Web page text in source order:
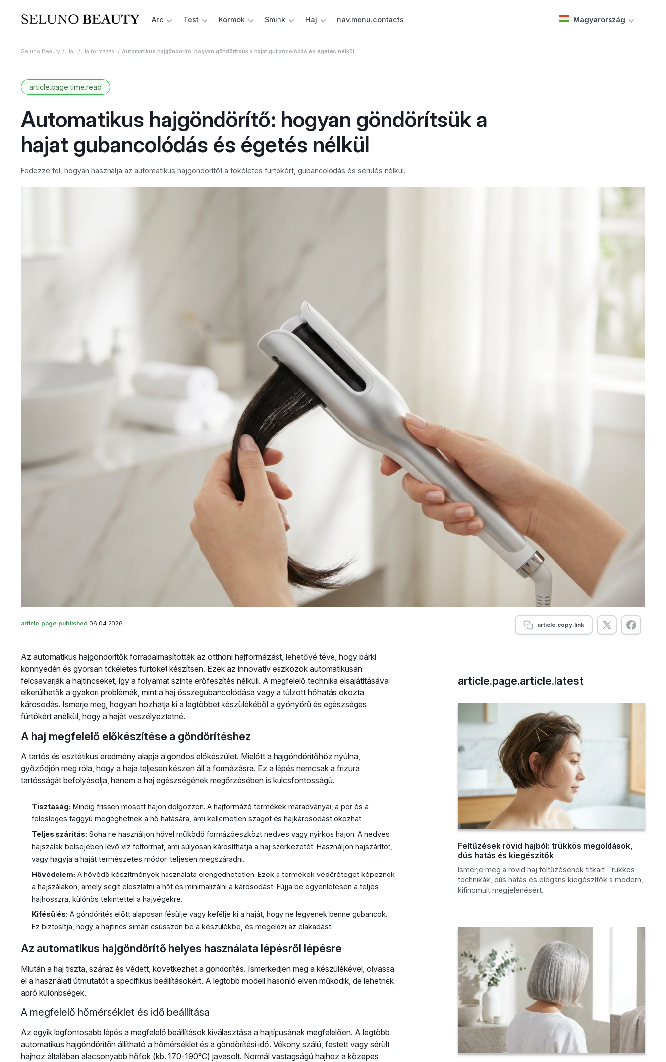
Arc Test Körmök Smink Haj nav.menu.contacts Magyarország
Seluno Beauty Haj Hajformázás Automatikus hajgöndörítő: hogyan göndörítsük a hajat gubancolódás és égetés nélkül
article.page.time.read
Automatikus hajgöndörítő: hogyan göndörítsük a
hajat gubancolódás és égetés nélkül
Fedezze fel, hogyan használja az automatikus hajgöndörítőt a tökéletes fürtökért, gubancolódás és sérülés nélkül.
article.page.published 06.04.2026 article.copy.link
Az automatikus hajgöndörítők forradalmasították az otthoni hajformázást, lehetővé téve, hogy bárki
könnyedén és gyorsan tökéletes fürtöket készítsen. Ezek az innovatív eszközök automatikusan
felcsavarják a hajtincseket, így a folyamat szinte erőfeszítés nélküli. A megfelelő technika elsajátításával
elkerülhetők a gyakori problémák, mint a haj összegubancolódása vagy a túlzott hőhatás okozta
károsodás. Ismerje meg, hogyan hozhatja ki a legtöbbet készülékéből a gyönyörű és egészséges
fürtökért anélkül, hogy a haját veszélyeztetné.
A haj megfelelő előkészítése a göndörítéshez
A tartós és esztétikus eredmény alapja a gondos előkészület. Mielőtt a hajgöndörítőhöz nyúlna,
győződjön meg róla, hogy a haja teljesen készen áll a formázásra. Ez a lépés nemcsak a frizura
tartósságát befolyásolja, hanem a haj egészségének megőrzésében is kulcsfontosságú.
Tisztaság: Mindig frissen mosott hajon dolgozzon. A hajformázó termékek maradványai, a por és a
felesleges faggyú megéghetnek a hő hatására, ami kellemetlen szagot és hajkárosodást okozhat.
Teljes szárítás: Soha ne használjon hővel működő formázóeszközt nedves vagy nyirkos hajon. A nedves
hajszálak belsejében lévő víz felforrhat, ami súlyosan károsíthatja a haj szerkezetét. Használjon hajszárítót,
vagy hagyja a haját természetes módon teljesen megszáradni.
Hővédelem: A hővédő készítmények használata elengedhetetlen. Ezek a termékek védőréteget képeznek
a hajszálakon, amely segít eloszlatni a hőt és minimalizálni a károsodást. Fújja be egyenletesen a teljes
hajhosszra, különös tekintettel a hajvégekre.
Kifésülés: A göndörítés előtt alaposan fésülje vagy kefélje ki a haját, hogy ne legyenek benne gubancok.
Ez biztosítja, hogy a hajtincs simán csússzon be a készülékbe, és megelőzi az elakadást.
Az automatikus hajgöndörítő helyes használata lépésről lépésre
Miután a haj tiszta, száraz és védett, következhet a göndörítés. Ismerkedjen meg a készülékével, olvassa
el a használati útmutatót a specifikus beállításokért. A legtöbb modell hasonló elven működik, de lehetnek
apró különbségek.
A megfelelő hőmérséklet és idő beállítása
Az egyik legfontosabb lépés a megfelelő beállítások kiválasztása a hajtípusának megfelelően. A legtöbb
automatikus hajgöndörítőn állítható a hőmérséklet és a göndörítési idő. Vékony szálú, festett vagy sérült
hajhoz általában alacsonyabb hőfok (kb. 170-190°C) javasolt. Normál vastagságú hajhoz a közepes
article.page.article.latest
Feltűzések rövid hajból: trükkös megoldások,
dús hatás és kiegészítők
Ismerje meg a rövid haj feltűzésének titkait! Trükkös
technikák, dús hatás és elegáns kiegészítők a modern,
kifinomult megjelenésért.